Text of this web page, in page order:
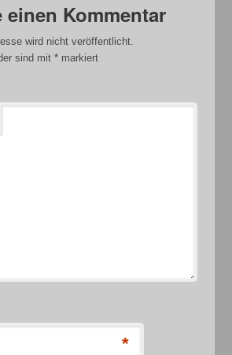
einen Kommentar
wird nicht veröffentlicht.
sind mit* markiert
*